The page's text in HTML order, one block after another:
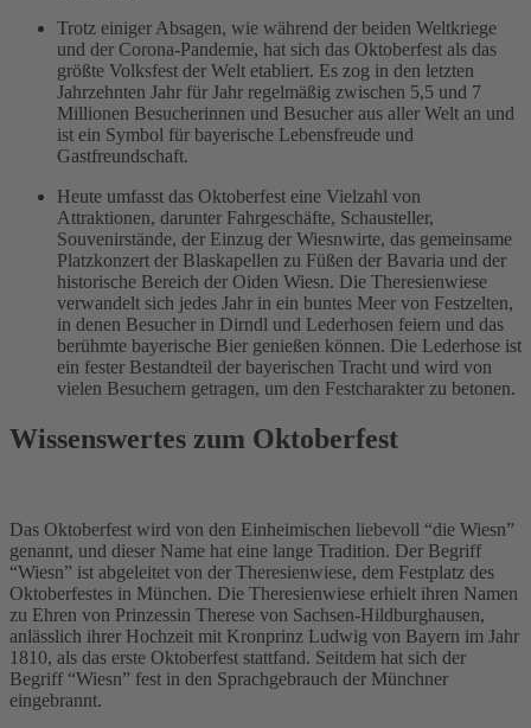
Trotz einiger Absagen, wie während der beiden Weltkriege
und der Corona-Pandemie, hat sich das Oktoberfest als das
größte Volksfest der Welt etabliert. Es zog in den letzten
Jahrzehnten Jahr für Jahr regelmäßig zwischen 5,5 und 7
Millionen Besucherinnen und Besucher aus aller Welt an und
ist ein Symbol für bayerische Lebensfreude und
Gastfreundschaft.
Heute umfasst das Oktoberfest eine Vielzahl von
Attraktionen, darunter Fahrgeschäfte, Schausteller,
Souvenirstände, der Einzug der Wiesnwirte, das gemeinsame
Platzkonzert der Blaskapellen zu Füßen der Bavaria und der
historische Bereich der Oiden Wiesn. Die Theresienwiese
verwandelt sich jedes Jahr in ein buntes Meer von Festzelten,
in denen Besucher in Dirndl und Lederhosen feiern und das
berühmte bayerische Bier genießen können. Die Lederhose ist
ein fester Bestandteil der bayerischen Tracht und wird von
vielen Besuchern getragen, um den Festcharakter zu betonen.
Wissenswertes zum Oktoberfest
Das Oktoberfest wird von den Einheimischen liebevoll “die Wiesn”
genannt, und dieser Name hat eine lange Tradition. Der Begriff
“Wiesn” ist abgeleitet von der Theresienwiese, dem Festplatz des
Oktoberfestes in München. Die Theresienwiese erhielt ihren Namen
zu Ehren von Prinzessin Therese von Sachsen-Hildburghausen,
anlässlich ihrer Hochzeit mit Kronprinz Ludwig von Bayern im Jahr
1810, als das erste Oktoberfest stattfand. Seitdem hat sich der
Begriff “Wiesn” fest in den Sprachgebrauch der Münchner
eingebrannt.